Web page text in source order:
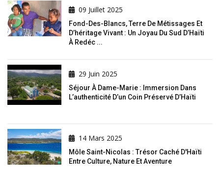
09 Juillet 2025
Fond-Des-Blancs, Terre De Métissages Et
D’héritage Vivant : Un Joyau Du Sud D’Haïti
À Redéc ...
29 Juin 2025
Séjour À Dame-Marie : Immersion Dans
L’authenticité D’un Coin Préservé D’Haïti
14 Mars 2025
Môle Saint-Nicolas : Trésor Caché D'Haïti
Entre Culture, Nature Et Aventure